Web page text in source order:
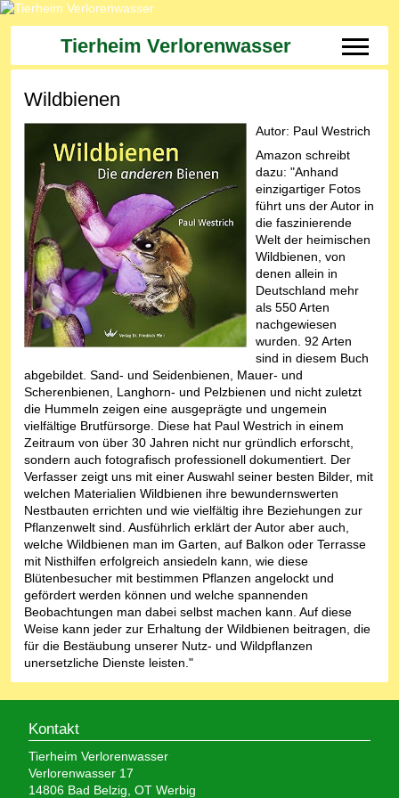
Tierheim Verlorenwasser Off-
Wildbienen
Autor: Paul Westrich
Amazon schreibt
dazu: "Anhand
einzigartiger Fotos
führt uns der Autor in
die faszinierende
Welt der heimischen
Wildbienen, von
denen allein in
Deutschland mehr
als 550 Arten
nachgewiesen
wurden. 92 Arten
sind in diesem Buch
abgebildet. Sand- und Seidenbienen, Mauer- und
Scherenbienen, Langhorn- und Pelzbienen und nicht zuletzt
die Hummeln zeigen eine ausgeprägte und ungemein
vielfältige Brutfürsorge. Diese hat Paul Westrich in einem
Zeitraum von über 30 Jahren nicht nur gründlich erforscht,
sondern auch fotografisch professionell dokumentiert. Der
Verfasser zeigt uns mit einer Auswahl seiner besten Bilder, mit
welchen Materialien Wildbienen ihre bewundernswerten
Nestbauten errichten und wie vielfältig ihre Beziehungen zur
Pflanzenwelt sind. Ausführlich erklärt der Autor aber auch,
welche Wildbienen man im Garten, auf Balkon oder Terrasse
mit Nisthilfen erfolgreich ansiedeln kann, wie diese
Blütenbesucher mit bestimmen Pflanzen angelockt und
gefördert werden können und welche spannenden
Beobachtungen man dabei selbst machen kann. Auf diese
Weise kann jeder zur Erhaltung der Wildbienen beitragen, die
für die Bestäubung unserer Nutz- und Wildpflanzen
unersetzliche Dienste leisten."
Kontakt
Tierheim Verlorenwasser
Verlorenwasser 17
14806 Bad Belzig, OT Werbig